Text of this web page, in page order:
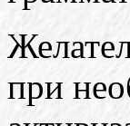
при